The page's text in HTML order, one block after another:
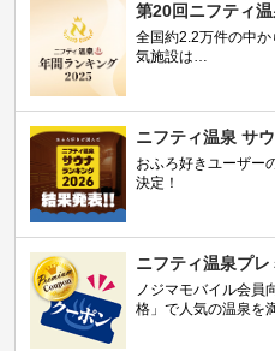
第20回ニフティ
全国約2.2万件の中
気施設は…
ニフティ温泉 サ
おふろ好きユーザー
決定！
ニフティ温泉プ
ノジマモバイル会
格」で人気の温泉を